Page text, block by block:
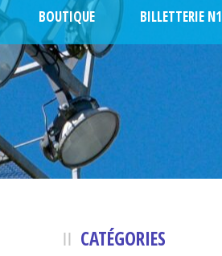
BOUTIQUE BILLETTERIE N1
CATÉGORIES